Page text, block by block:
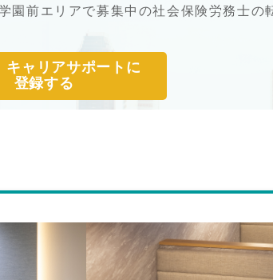
園前エリアで募集中の社会保険労務士の
キャリアサポートに
登録する